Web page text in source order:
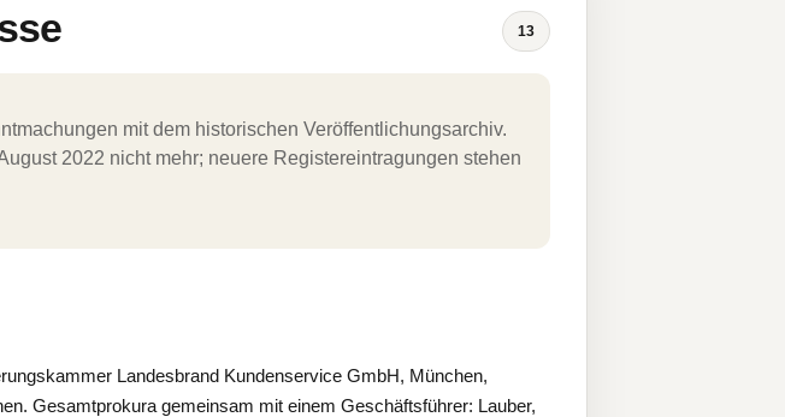
13
mit dem historischen Veröffentlichungsarchiv.
2022 nicht mehr; neuere Registereintragungen stehen
Landesbrand Kundenservice GmbH, München,
Gesamtprokura gemeinsam mit einem Geschäftsführer: Lauber,